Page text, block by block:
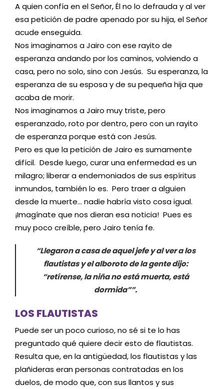
A quien confía en el Señor, Él no lo defrauda y al ver
esa petición de padre apenado por su hija, el Señor
acude enseguida.
Nos imaginamos a Jairo con ese rayito de
esperanza andando por los caminos, volviendo a
casa, pero no solo, sino con Jesús. Su esperanza, la
esperanza de su esposa y de su pequeña hija que
acaba de morir.
Nos imaginamos a Jairo muy triste, pero
esperanzado, roto por dentro, pero con un rayito
de esperanza porque está con Jesús.
Pero es que la petición de Jairo es sumamente
difícil. Desde luego, curar una enfermedad es un
milagro; liberar a endemoniados de sus espíritus
inmundos, también lo es. Pero traer a alguien
desde la muerte… nadie habría visto cosa igual.
¡Imagínate que nos dieran esa noticia! Pues es
muy poco creíble, pero Jairo tenía fe.
“Llegaron a casa de aquel jefe y al ver a los
flautistas y el alboroto de la gente dijo:
“retírense, la niña no está muerta, está
dormida””.
LOS FLAUTISTAS
Puede ser un poco curioso, no sé si te lo has
preguntado qué quiere decir esto de flautistas.
Resulta que, en la antigüedad, los flautistas y las
plañideras eran personas contratadas en los
duelos, de modo que, con sus llantos y sus